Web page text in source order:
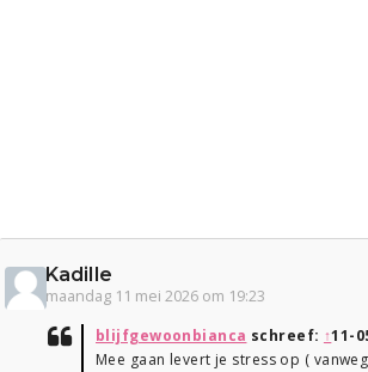
Kadille
maandag 11 mei 2026 om 19:23
blijfgewoonbianca schreef: ↑11-
Mee gaan levert je stress op (